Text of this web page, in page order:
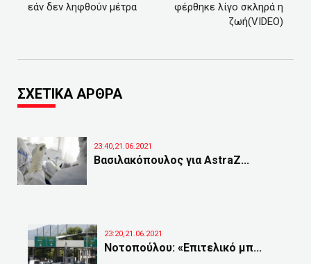
εάν δεν ληφθούν μέτρα
φέρθηκε λίγο σκληρά η
ζωή(VIDEO)
ΣΧΕΤΙΚΑ ΑΡΘΡΑ
23:40,21.06.2021
Βασιλακόπουλος για AstraZ...
23:20,21.06.2021
Νοτοπούλου: «Επιτελικό μπ...